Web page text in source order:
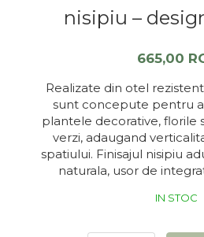
nisipiu –
665,00
Realizate din otel
sunt concepute pentru
plantele decorative, florile
verzi, adaugand
spatiului. Finisajul nisipiu
naturala, usor de
IN STOC